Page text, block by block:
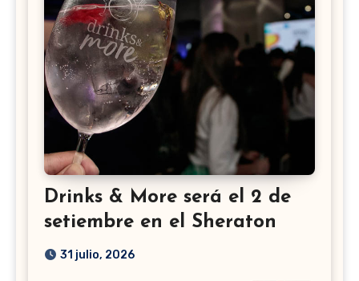
Drinks & More será el 2 de
setiembre en el Sheraton
31 julio, 2026